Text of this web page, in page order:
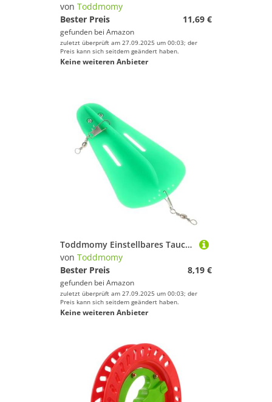
von Toddmomy
Bester Preis
11,69 €
gefunden bei Amazon
zuletzt überprüft am 27.09.2025 um 00:03; der
Preis kann sich seitdem geändert haben.
Keine weiteren Anbieter
Toddmomy Einstellbares Tauchbrett Angelzubehör Hohe Härte Planer Dive Board für Meeresangeln Köderfischen Trolling Zubehör Grün Kunststoff mit Bleigewicht und Wirbel
von Toddmomy
Bester Preis
8,19 €
gefunden bei Amazon
zuletzt überprüft am 27.09.2025 um 00:03; der
Preis kann sich seitdem geändert haben.
Keine weiteren Anbieter